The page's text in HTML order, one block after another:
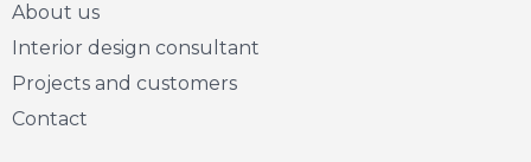
About us
Interior design consultant
Projects and customers
Contact